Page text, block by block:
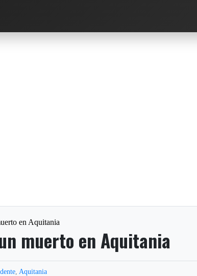
en Aquitania
muerto en Aquitania
Aquitania